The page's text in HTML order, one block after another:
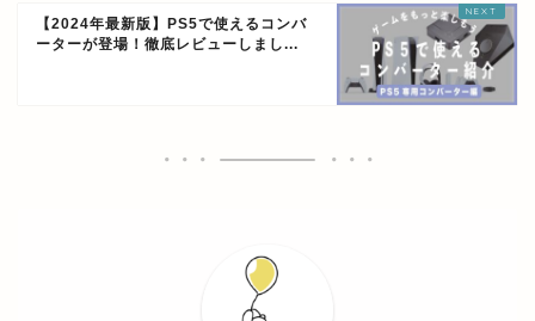
【2024年最新版】PS5で使えるコンバ
ーターが登場！徹底レビューしまし...